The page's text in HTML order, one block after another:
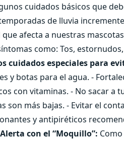
cuidados básicos que
de lluvia
afecta a nuestras
como: Tos,
cuidados especiales para
y botas para el agua. -
con vitaminas. - No sacar a
son más bajas. - Evitar el
y antipiréticos
Alerta con el “Moquillo”: